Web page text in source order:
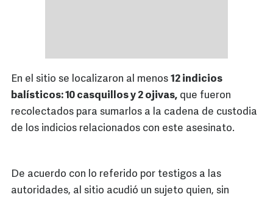
En el sitio se localizaron al menos 12 indicios
balísticos: 10 casquillos y 2 ojivas, que fueron
recolectados para sumarlos a la cadena de custodia
de los indicios relacionados con este asesinato.
De acuerdo con lo referido por testigos a las
autoridades, al sitio acudió un sujeto quien, sin